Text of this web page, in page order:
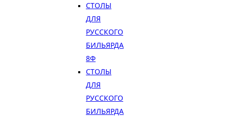
СТОЛЫ
ДЛЯ
РУССКОГО
БИЛЬЯРДА
8Ф
СТОЛЫ
ДЛЯ
РУССКОГО
БИЛЬЯРДА